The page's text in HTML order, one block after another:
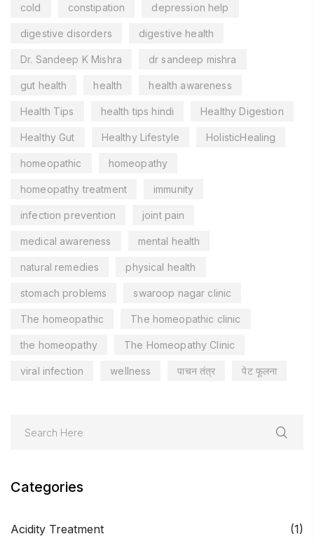
cold constipation depression help
digestive disorders digestive health
Dr. Sandeep K Mishra dr sandeep mishra
gut health health health awareness
Health Tips health tips hindi Healthy Digestion
Healthy Gut Healthy Lifestyle HolisticHealing
homeopathic homeopathy
homeopathy treatment immunity
infection prevention joint pain
medical awareness mental health
natural remedies physical health
stomach problems swaroop nagar clinic
The homeopathic The homeopathic clinic
the homeopathy The Homeopathy Clinic
viral infection wellness पाचन तंत्र पेट फूलना
Categories
Acidity Treatment (1)